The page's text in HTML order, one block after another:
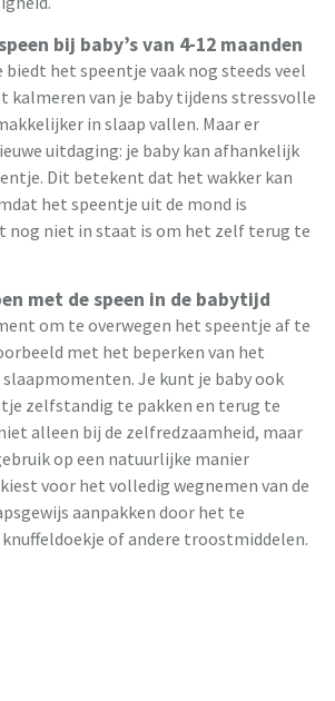
bij baby’s van 4-12 maanden
biedt het speentje vaak nog steeds veel
kalmeren van je baby tijdens stressvolle
in slaap vallen. Maar er
uitdaging: je baby kan afhankelijk
Dit betekent dat het wakker kan
het speentje uit de mond is
nog niet in staat is om het zelf terug te
met de speen in de babytijd
om te overwegen het speentje af te
met het beperken van het
Je kunt je baby ook
zelfstandig te pakken en terug te
alleen bij de zelfredzaamheid, maar
op een natuurlijke manier
voor het volledig wegnemen van de
aanpakken door het te
of andere troostmiddelen.